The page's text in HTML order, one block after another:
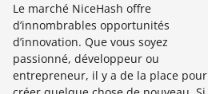
Le marché NiceHash offre
d’innombrables opportunités
d’innovation. Que vous soyez
passionné, développeur ou
entrepreneur, il y a de la place pour